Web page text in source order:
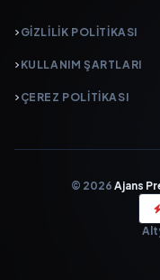
GIZLILIK POLITIKASI
KULLANIM ŞARTLARI
ÇEREZ POLITIKASI
© 2026 Ajans